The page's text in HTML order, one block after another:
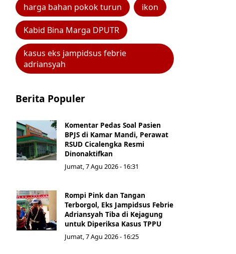
harga bahan pokok turun ikon
Kabid Bina Marga DPUTR
kasus eks jampidsus febrie
adriansyah
Berita Populer
Komentar Pedas Soal Pasien
BPJS di Kamar Mandi, Perawat
RSUD Cicalengka Resmi
Dinonaktifkan
Jumat, 7 Agu 2026 - 16:31
Rompi Pink dan Tangan
Terborgol, Eks Jampidsus Febrie
Adriansyah Tiba di Kejagung
untuk Diperiksa Kasus TPPU
Jumat, 7 Agu 2026 - 16:25